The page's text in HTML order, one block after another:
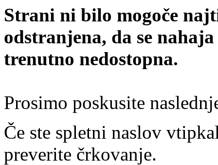
Strani ni bilo mogoče
odstranjena, da se
trenutno nedostopna.
Prosimo poskusite
Če ste spletni naslov
preverite črkovanje.